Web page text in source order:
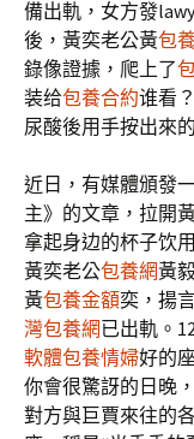
備出軌，女方發lawy
後，黃奕老公黃包
錄像證據，爬上了
装给包養合約谁看
尿酸後用手按出來
近日，有媒體頒發
主》的文章，拉開
拿起身边的杯子饮
黃奕老公包養網黃
黃包養金額奕，揚
灣包養網已出軌。
軟體包養情婦好的
你會很驚訝的日晚
對方與巨賈來往的